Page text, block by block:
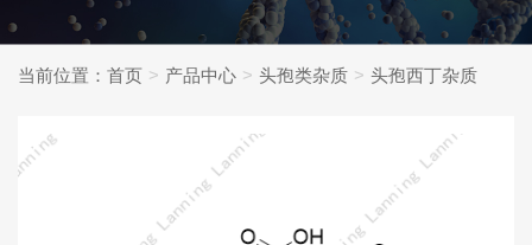
当前位置： 首页 产品中心 头孢类杂质 头孢西丁杂质